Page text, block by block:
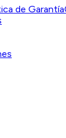
de Garantía